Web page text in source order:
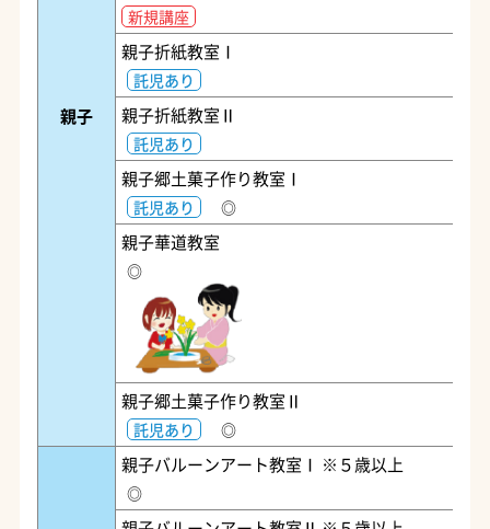
親子
新規講座
親子折紙教室Ⅰ
託児あり
親子折紙教室Ⅱ
託児あり
親子郷土菓子作り教室Ⅰ
託児あり ◎
親子華道教室
◎
親子郷土菓子作り教室Ⅱ
託児あり ◎
親子バルーンアート教室Ⅰ ※５歳以上
◎